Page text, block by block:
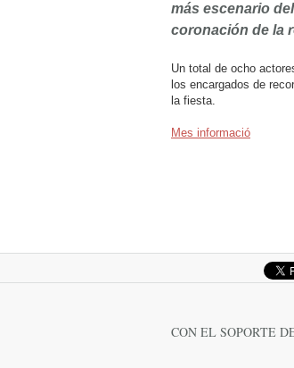
más escenario
coronación de la
Un total de ocho
los encargados de
la fiesta.
Mes informació
CON EL SOPORTE